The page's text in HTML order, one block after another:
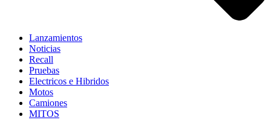
Lanzamientos
Noticias
Recall
Pruebas
Electricos e Hibridos
Motos
Camiones
MITOS